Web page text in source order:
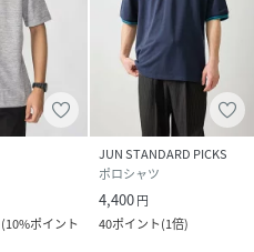
(10%ポイント
JUN STANDARD PICKS
ポロシャツ
4,400円
40ポイント(1倍)